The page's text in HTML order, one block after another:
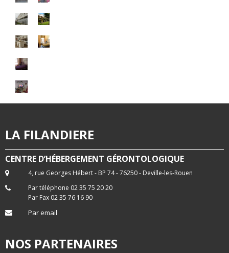
LA FILANDIERE
CENTRE D’HÉBERGEMENT GÉRONTOLOGIQUE
4, rue Georges Hébert - BP 74 - 76250 - Deville-les-Rouen
Par téléphone 02 35 75 20 20
Par Fax 02 35 76 16 90
Par email
NOS PARTENAIRES